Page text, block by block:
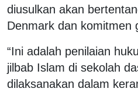
diusulkan akan
Denmark dan komitmen
“Ini adalah penilaian
jilbab Islam di sekolah
dilaksanakan dalam